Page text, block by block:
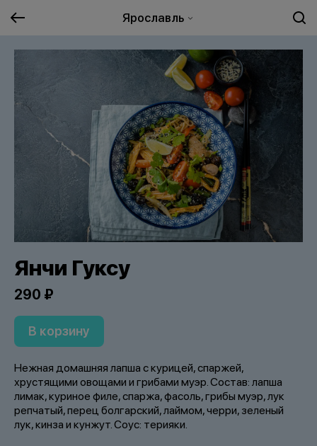
Ярославль
Янчи Гуксу
290 ₽
В корзину
Нежная домашняя лапша с курицей, спаржей,
хрустящими овощами и грибами муэр. Состав: лапша
лимак, куриное филе, спаржа, фасоль, грибы муэр, лук
репчатый, перец болгарский, лаймом, черри, зеленый
лук, кинза и кунжут. Соус: терияки.